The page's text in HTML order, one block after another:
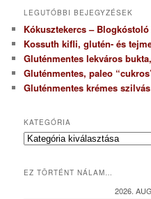
LEGUTÓBBI BEJEGYZÉSEK
Kókusztekercs –
Kossuth kifli, glutén- és
Gluténmentes lekváros
Gluténmentes, paleo
Gluténmentes krémes
KATEGÓRIA
K
e
EZ TÖRTÉNT NÁLAM…
2026.